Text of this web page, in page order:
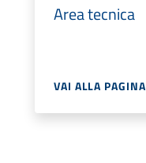
Area tecnica
VAI ALLA PAGINA